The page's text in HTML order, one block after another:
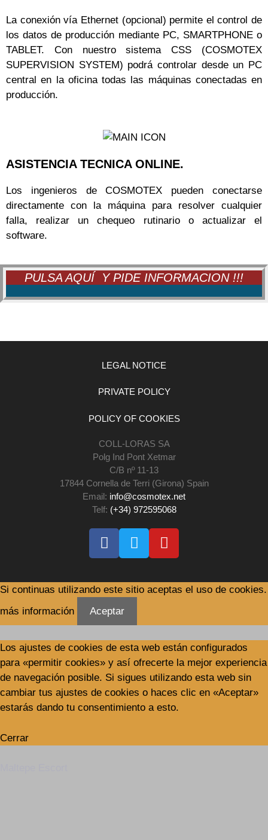
La conexión vía Ethernet (opcional) permite el control de
los datos de producción mediante PC, SMARTPHONE o
TABLET. Con nuestro sistema CSS (COSMOTEX
SUPERVISION SYSTEM) podrá controlar desde un PC
central en la oficina todas las máquinas conectadas en
producción.
ASISTENCIA TECNICA ONLINE.
Los ingenieros de COSMOTEX pueden conectarse
directamente con la máquina para resolver cualquier
falla, realizar un chequeo rutinario o actualizar el
software.
PULSA AQUÍ Y PIDE INFORMACION !!!
LEGAL NOTICE
PRIVATE POLICY
POLICY OF COOKIES
COLL-LORAS SA
Polg Ind Pont Xetmar
C/B nº 11-13
17844 Cornella de Terri (Girona) Spain
Email: info@cosmotex.net
Telf: (+34) 972595068
Si continuas utilizando este sitio aceptas el uso de cookies.
más información
Aceptar
Los ajustes de cookies de esta web están configurados
para «permitir cookies» y así ofrecerte la mejor experiencia
de navegación posible. Si sigues utilizando esta web sin
cambiar tus ajustes de cookies o haces clic en «Aceptar»
estarás dando tu consentimiento a esto.
Cerrar